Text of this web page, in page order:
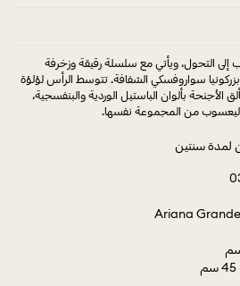
التحول، ويأتي مع سلسلة رقيقة وزخرفة
سواروفسكي الشفافة. تتوسط الرأس لؤلؤة
الأجنحة بألوان الباستيل الوردية والبنفسجية،
من المجموعة نفسها.
لمدة سنتين